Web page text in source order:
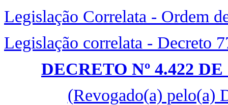
Legislação Correlata - Ordem
Legislação correlata - Decreto
DECRETO Nº 4.422
(Revogado(a) pelo(a)